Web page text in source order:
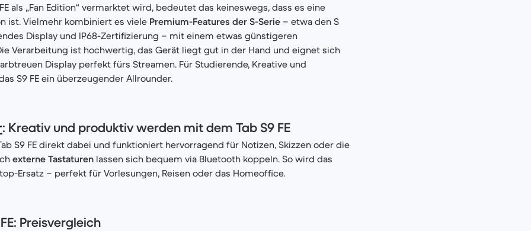
als „Fan Edition“ vermarktet wird, bedeutet das keineswegs, dass es eine
ist. Vielmehr kombiniert es viele Premium-Features der S-Serie – etwa den S
Display und IP68-Zertifizierung – mit einem etwas günstigeren
Verarbeitung ist hochwertig, das Gerät liegt gut in der Hand und eignet sich
Display perfekt fürs Streamen. Für Studierende, Kreative und
S9 FE ein überzeugender Allrounder.
: Kreativ und produktiv werden mit dem Tab S9 FE
S9 FE direkt dabei und funktioniert hervorragend für Notizen, Skizzen oder die
externe Tastaturen lassen sich bequem via Bluetooth koppeln. So wird das
Ersatz – perfekt für Vorlesungen, Reisen oder das Homeoffice.
Preisvergleich